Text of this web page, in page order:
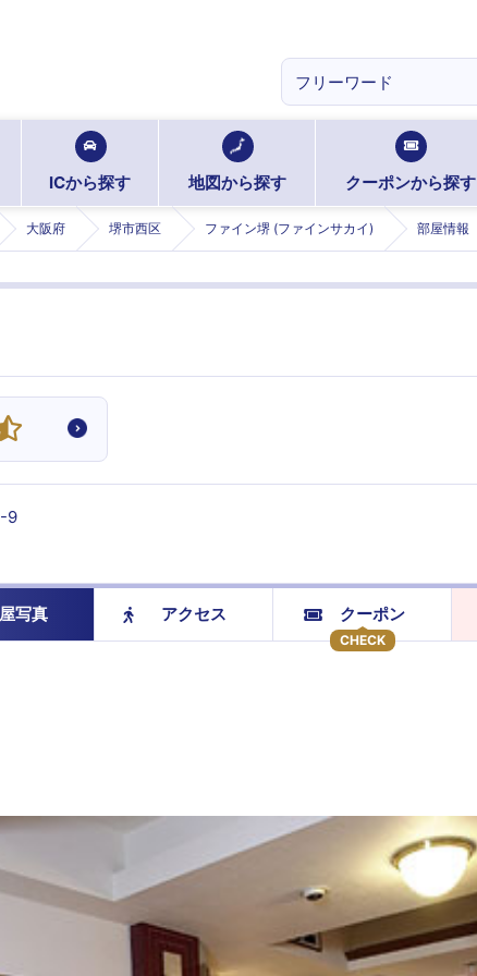
ICから探す 地図から探す クーポンから探す
大阪府 堺市西区 ファイン堺 (ファインサカイ) 部屋情報
9
写真 アクセス
CHECK
クーポン